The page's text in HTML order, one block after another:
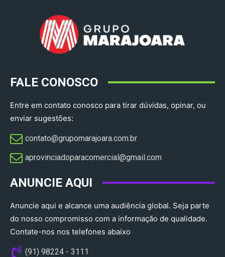
FALE CONOSCO
Entre em contato conosco para tirar dúvidas, opinar, ou
enviar sugestões:
contato@grupomarajoara.com.br
aprovinciadoparacomercial@gmail.com​
ANUNCIE AQUI
Anuncie aqui e alcance uma audiência global. Seja parte
do nosso compromisso com a informação de qualidade.
Contate-nos nos telefones abaixo
(91) 98224 - 3111